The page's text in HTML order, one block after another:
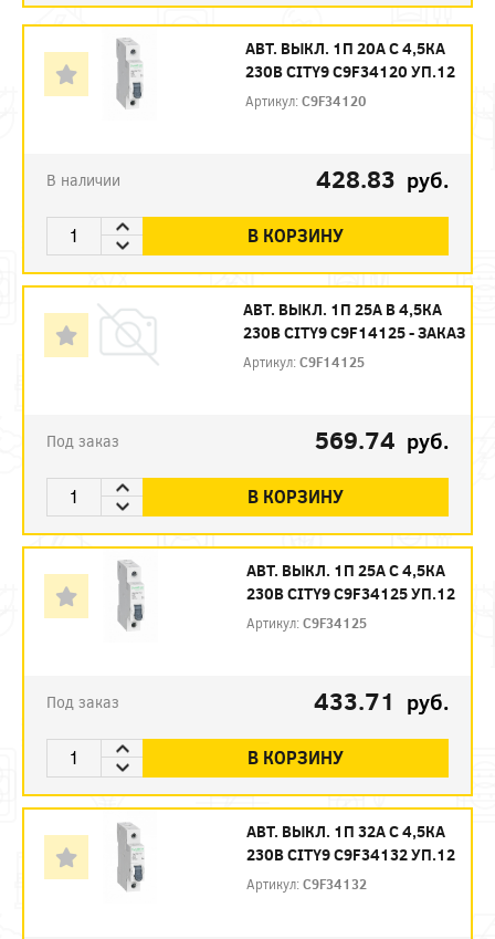
АВТ. ВЫКЛ. 1П 20А С 4,5КА
230В CITY9 C9F34120 УП.12
Артикул:C9F34120
В наличии 428.83 руб.
В КОРЗИНУ
АВТ. ВЫКЛ. 1П 25А B 4,5КА
230В CITY9 C9F14125 - ЗАКАЗ
Артикул:C9F14125
Под заказ 569.74 руб.
В КОРЗИНУ
АВТ. ВЫКЛ. 1П 25А С 4,5КА
230В CITY9 C9F34125 УП.12
Артикул:C9F34125
Под заказ 433.71 руб.
В КОРЗИНУ
АВТ. ВЫКЛ. 1П 32А С 4,5КА
230В CITY9 C9F34132 УП.12
Артикул:C9F34132